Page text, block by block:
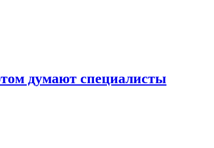
думают специалисты